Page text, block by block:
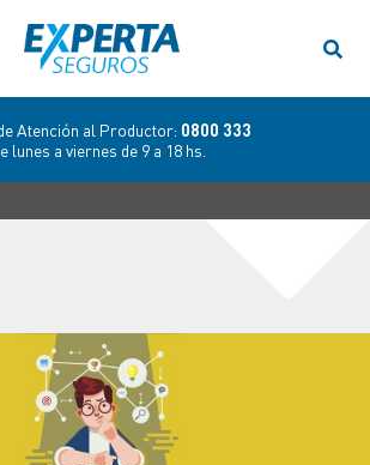
Atención al Productor: 0800 333
lunes a viernes de 9 a 18 hs.